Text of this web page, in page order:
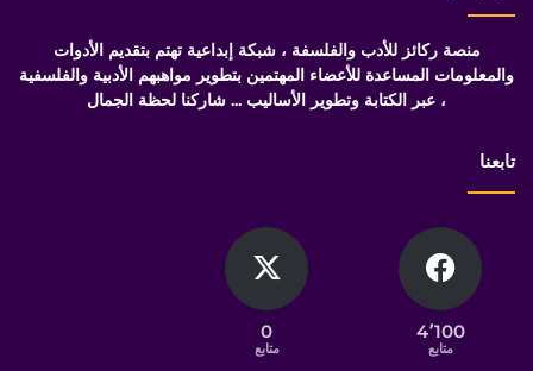
منصة ركائز للأدب والفلسفة ، شبكة إبداعية تهتم بتقديم الأدوات
والمعلومات المساعدة للأعضاء المهتمين بتطوير مواهبهم الأدبية والفلسفية
، عبر الكتابة وتطوير الأساليب ... شاركنا لحظة الجمال
تابعنا
4٬100
متابع
0
متابع